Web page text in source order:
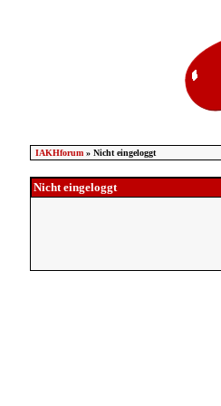
IAKHforum» Nicht eingeloggt
Nicht eingeloggt